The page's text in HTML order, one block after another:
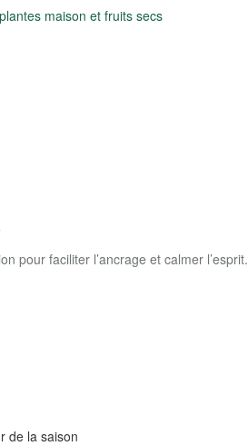
maison et fruits secs
pour faciliter l’ancrage et calmer l’esprit.
de la saison